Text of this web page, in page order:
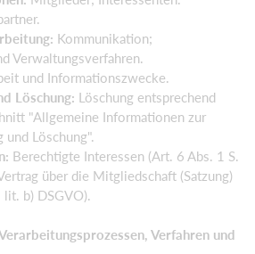
Kommunikation;
Verwaltungsverfahren.
und Informationszwecke.
Löschung: Löschung entsprechend
"Allgemeine Informationen zur
und Löschung".
Berechtigte Interessen (Art. 6 Abs. 1 S.
über die Mitgliedschaft (Satzung)
b) DSGVO).
Verfahren und